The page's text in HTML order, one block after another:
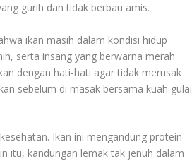
gurih dan tidak berbau amis.
ikan masih dalam kondisi hidup
serta insang yang berwarna merah
dengan hati-hati agar tidak merusak
sebelum di masak bersama kuah gulai
Ikan ini mengandung protein
itu, kandungan lemak tak jenuh dalam